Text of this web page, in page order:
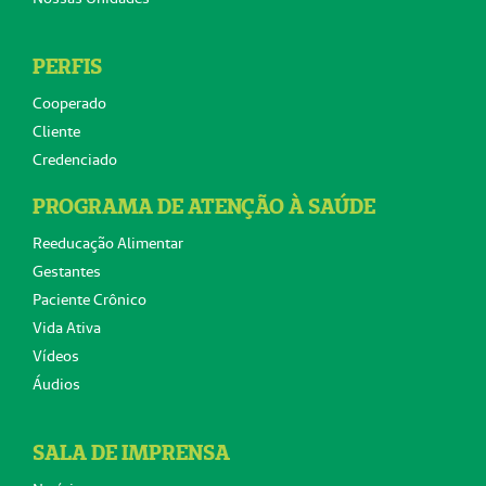
PERFIS
Cooperado
Cliente
Credenciado
PROGRAMA DE ATENÇÃO À SAÚDE
Reeducação Alimentar
Gestantes
Paciente Crônico
Vida Ativa
Vídeos
Áudios
SALA DE IMPRENSA